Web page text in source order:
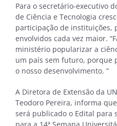
Para o secretário-executivo
de Ciência e Tecnologia
participação de instituições,
envolvidos cada vez maior.
ministério popularizar a
um país sem futuro, porque
o nosso desenvolvimento. ”
A Diretora de Extensão da
Teodoro Pereira, informa
será publicado o Edital para